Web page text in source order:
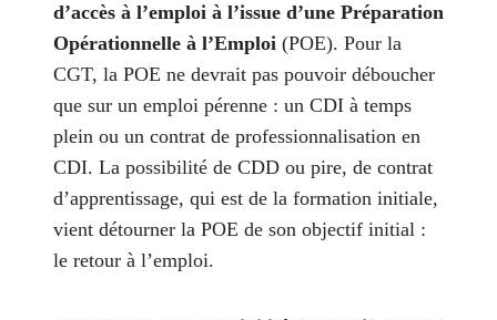
d’accès à l’emploi à l’issue d’une Préparation
Opérationnelle à l’Emploi (POE). Pour la
CGT, la POE ne devrait pas pouvoir déboucher
que sur un emploi pérenne : un CDI à temps
plein ou un contrat de professionnalisation en
CDI. La possibilité de CDD ou pire, de contrat
d’apprentissage, qui est de la formation initiale,
vient détourner la POE de son objectif initial :
le retour à l’emploi.